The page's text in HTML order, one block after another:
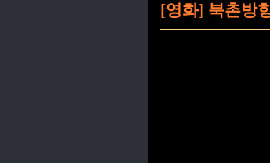
[영화] 북촌방